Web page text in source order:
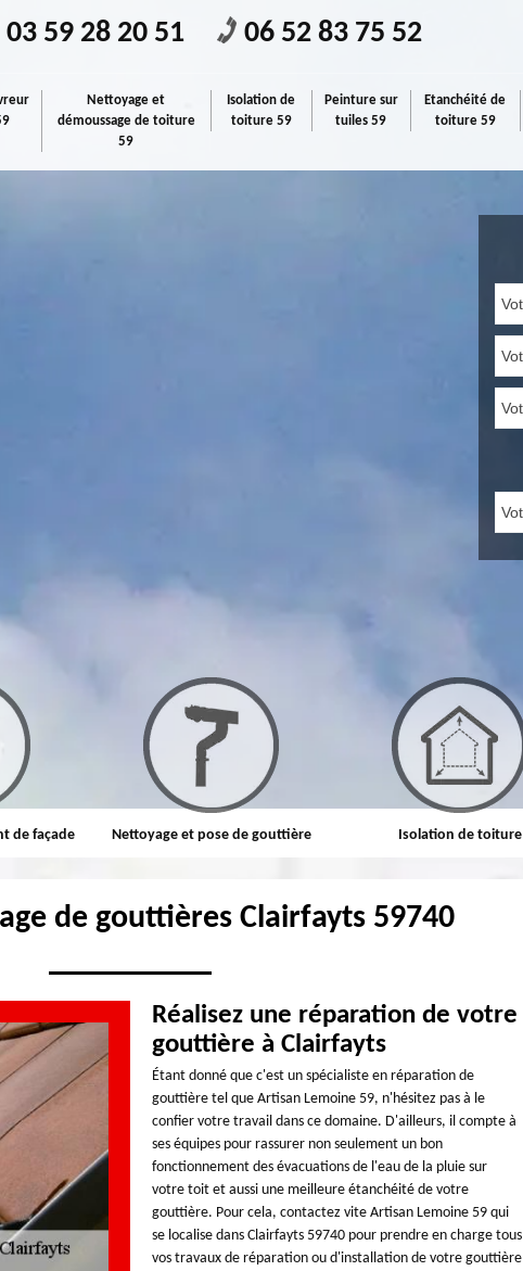
03 59 28 20 51 06 52 83 75 52
Nettoyage et
démoussage de toiture
59
Isolation de
toiture 59
Peinture sur
tuiles 59
Etanchéité de
toiture 59
de façade Nettoyage et pose de gouttière Isolation de toiture
de gouttières Clairfayts 59740
Réalisez une réparation de votre
gouttière à Clairfayts
Étant donné que c'est un spécialiste en réparation de
gouttière tel que Artisan Lemoine 59, n'hésitez pas à le
confier votre travail dans ce domaine. D'ailleurs, il compte à
ses équipes pour rassurer non seulement un bon
fonctionnement des évacuations de l'eau de la pluie sur
votre toit et aussi une meilleure étanchéité de votre
gouttière. Pour cela, contactez vite Artisan Lemoine 59 qui
se localise dans Clairfayts 59740 pour prendre en charge tous
vos travaux de réparation ou d'installation de votre gouttière